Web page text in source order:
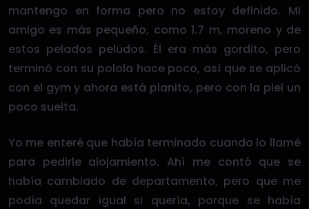
mantengo en forma pero no estoy definido. Mi
amigo es más pequeño, como 1.7 m, moreno y de
estos pelados peludos. Él era más gordito, pero
terminó con su polola hace poco, así que se aplicó
con el gym y ahora está planito, pero con la piel un
poco suelta.
Yo me enteré que había terminado cuando lo llamé
para pedirle alojamiento. Ahí me contó que se
había cambiado de departamento, pero que me
podía quedar igual si quería, porque se había